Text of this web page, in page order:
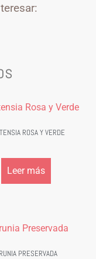
ROSA Y VERDE
Leer más
PRESERVADA